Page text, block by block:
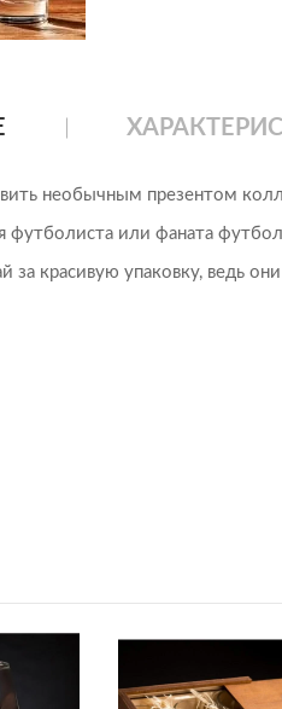
необычным презентом
или фаната
за красивую упаковку, ведь